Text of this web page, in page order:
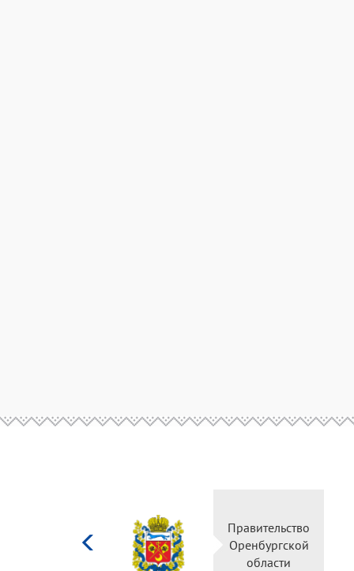
Правительство
Оренбургской
области